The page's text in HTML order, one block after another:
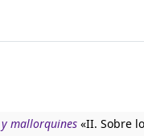
mallorquines «II. Sobre